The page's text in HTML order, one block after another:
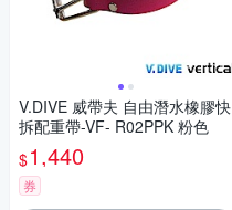
V.DIVE 威帶夫 自由潛水橡膠快
拆配重帶-VF- R02PPK 粉色
$1,440
券